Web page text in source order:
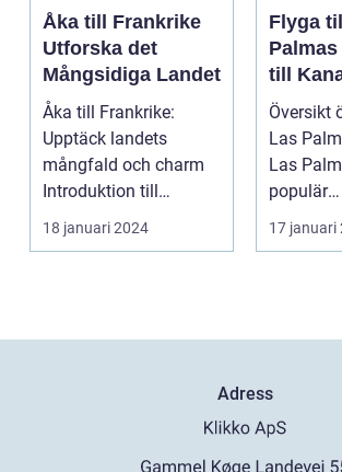
Åka till Frankrike
Utforska det
Mångsidiga Landet
Åka till Frankrike:
Upptäck landets
mångfald och charm
Introduktion till
Frankrike och dess
popular...
18 januari 2024
Flyga
till
Pärla
Översikt
Las Palmas
Las
populär
för män...
17 januari
Adress